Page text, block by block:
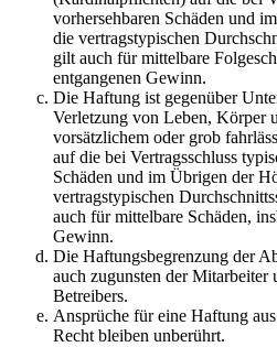
vorhersehbaren Schäden und
die vertragstypischen
gilt auch für mittelbare
entgangenen Gewinn.
Die Haftung ist gegenüber
Verletzung von Leben, Körper
vorsätzlichem oder grob
auf die bei Vertragsschluss
Schäden und im Übrigen der
vertragstypischen
auch für mittelbare Schäden,
Gewinn.
Die Haftungsbegrenzung der
auch zugunsten der
Betreibers.
Ansprüche für eine Haftung
Recht bleiben unberührt.